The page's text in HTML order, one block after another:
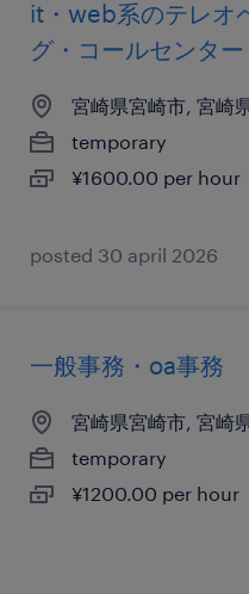
it・web系のテレオ
グ・コールセンター
宮崎県宮崎市, 宮崎
temporary
¥1600.00 per hour
posted 30 april 2026
一般事務・oa事務
宮崎県宮崎市, 宮崎
temporary
¥1200.00 per hour